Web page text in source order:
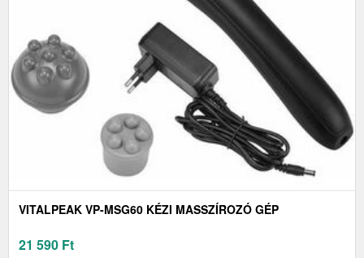
VITALPEAK VP-MSG60 KÉZI MASSZÍROZÓ GÉP
21 590 Ft